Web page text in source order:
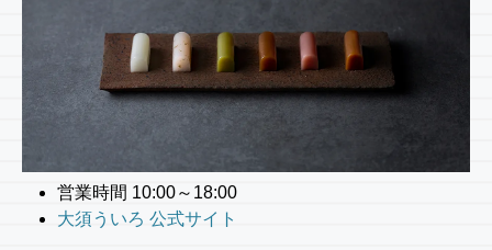
営業時間 10:00～18:00
大須ういろ 公式サイト